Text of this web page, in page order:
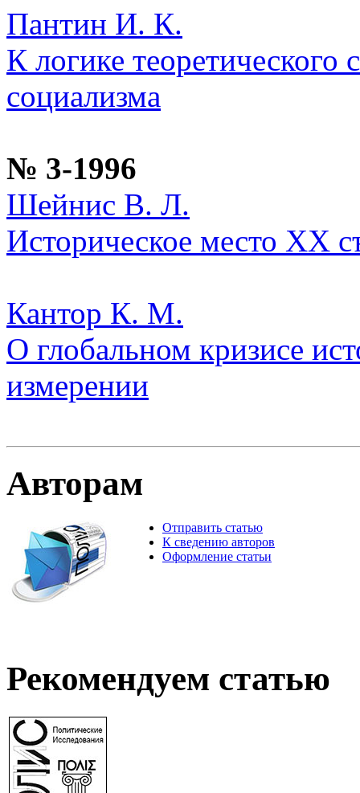
Пантин И. К.
К логике теоретического
социализма
№ 3-1996
Шейнис В. Л.
Историческое место XX
Кантор К. М.
О глобальном кризисе
измерении
Авторам
Отправить статью
К сведению авторов
Оформление статьи
Рекомендуем статью